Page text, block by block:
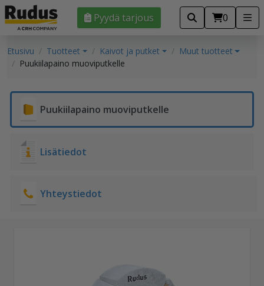
Pyydä tarjous 0
Etusivu Tuotteet Kaivot ja putket
Muut tuotteet
Puukiilapaino muoviputkelle
Puukiilapaino muoviputkelle
Lisätiedot
Yhteystiedot